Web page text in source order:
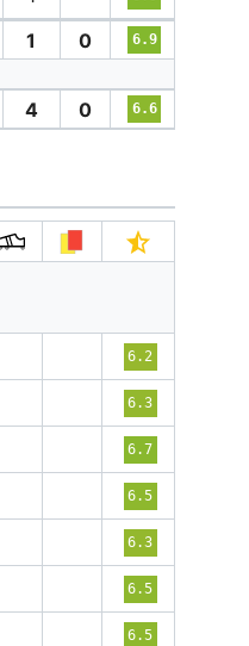
1 0 6.9
4 0 6.6
6.2
6.3
6.7
6.5
6.3
6.5
6.5